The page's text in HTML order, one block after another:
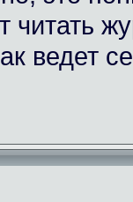
читать
ведет